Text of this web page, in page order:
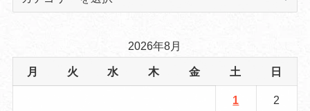
2026年8月
月 火 水 木 金 土 日
1 2